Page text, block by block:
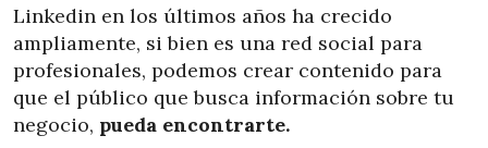
Linkedin en los últimos años ha crecido
ampliamente, si bien es una red social para
profesionales, podemos crear contenido para
que el público que busca información sobre tu
negocio, pueda encontrarte.